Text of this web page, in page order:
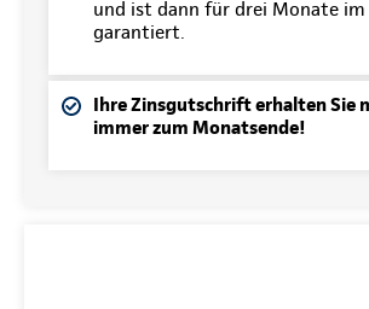
und ist dann für drei Monate im
garantiert.
Ihre Zinsgutschrift erhalten Sie
immer zum Monatsende!